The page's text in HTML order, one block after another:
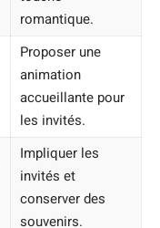
romantique.
Proposer une
animation
accueillante pour
les invités.
Impliquer les
invités et
conserver des
souvenirs.